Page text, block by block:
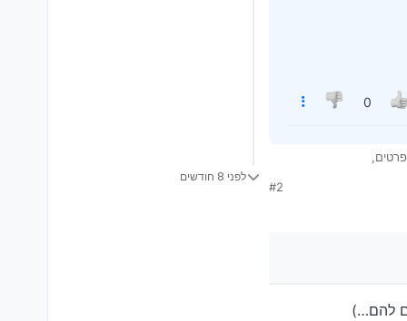
0
#2
להם…)
לפני 8 חודשים